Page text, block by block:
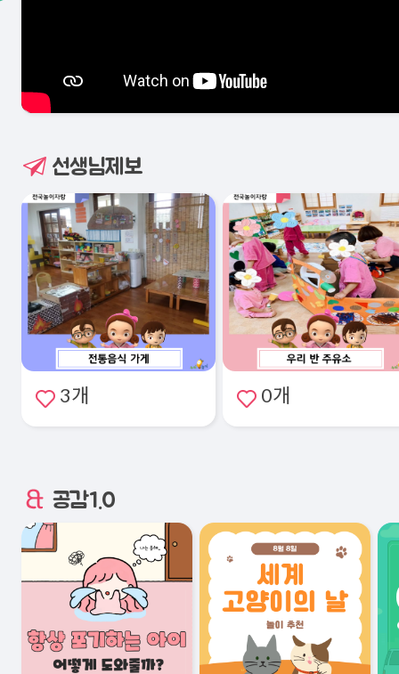
선생님제보
3개 0개
공감1.0